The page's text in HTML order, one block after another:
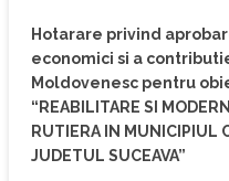
Hotarare privind
economici si a
Moldovenesc pentru
“REABILITARE SI
RUTIERA IN MUNICIPIUL
JUDETUL SUCEAVA”